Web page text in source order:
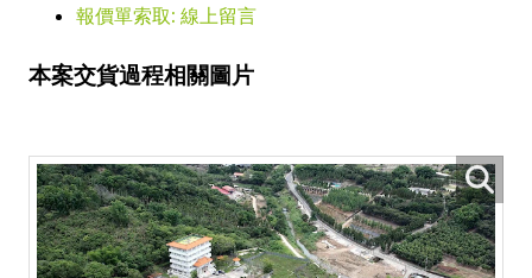
報價單索取: 線上留言
本案交貨過程相關圖片